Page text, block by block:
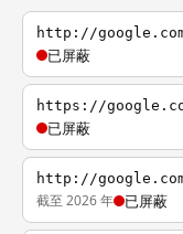
http://
已屏蔽
https://
已屏蔽
http://
截至 2026 年 已屏蔽